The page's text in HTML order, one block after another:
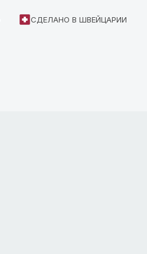
СДЕЛАНО В ШВЕЙЦАРИИ